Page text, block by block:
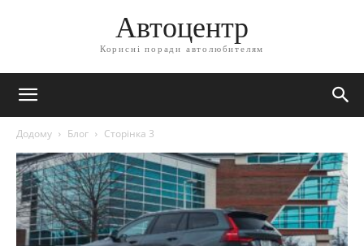
Автоцентр
Корисні поради автолюбителям
Додому Блог Сторінка 3